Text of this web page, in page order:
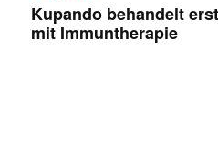
Kupando behandelt
mit Immuntherapie